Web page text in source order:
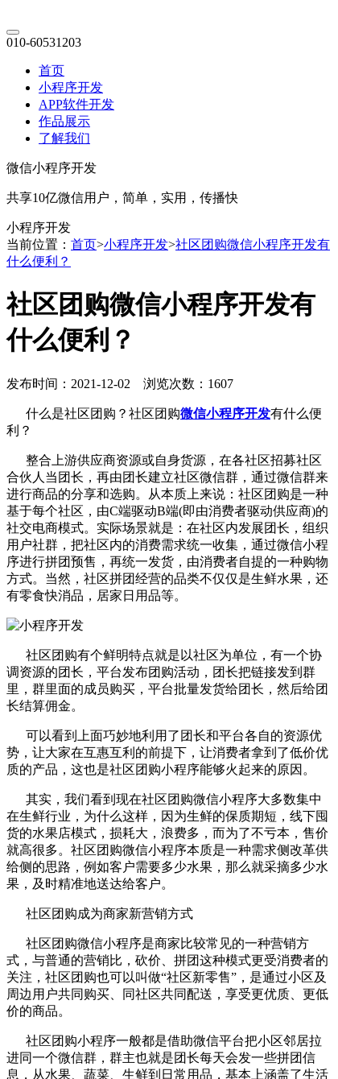
010-60531203
首页
小程序开发
APP软件开发
作品展示
了解我们
微信小程序开发
共享10亿微信用户，简单，实用，传播快
小程序开发
当前位置： 首页>小程序开发>社区团购微信小程序开发有
什么便利？
社区团购微信小程序开发有
什么便利？
发布时间：2021-12-02 浏览次数：1607
什么是社区团购？社区团购微信小程序开发有什么便
利？
整合上游供应商资源或自身货源，在各社区招募社区
合伙人当团长，再由团长建立社区微信群，通过微信群来
进行商品的分享和选购。从本质上来说：社区团购是一种
基于每个社区，由C端驱动B端(即由消费者驱动供应商)的
社交电商模式。实际场景就是：在社区内发展团长，组织
用户社群，把社区内的消费需求统一收集，通过微信小程
序进行拼团预售，再统一发货，由消费者自提的一种购物
方式。当然，社区拼团经营的品类不仅仅是生鲜水果，还
有零食快消品，居家日用品等。
社区团购有个鲜明特点就是以社区为单位，有一个协
调资源的团长，平台发布团购活动，团长把链接发到群
里，群里面的成员购买，平台批量发货给团长，然后给团
长结算佣金。
可以看到上面巧妙地利用了团长和平台各自的资源优
势，让大家在互惠互利的前提下，让消费者拿到了低价优
质的产品，这也是社区团购小程序能够火起来的原因。
其实，我们看到现在社区团购微信小程序大多数集中
在生鲜行业，为什么这样，因为生鲜的保质期短，线下囤
货的水果店模式，损耗大，浪费多，而为了不亏本，售价
就高很多。社区团购微信小程序本质是一种需求侧改革供
给侧的思路，例如客户需要多少水果，那么就采摘多少水
果，及时精准地送达给客户。
社区团购成为商家新营销方式
社区团购微信小程序是商家比较常见的一种营销方
式，与普通的营销比，砍价、拼团这种模式更受消费者的
关注，社区团购也可以叫做“社区新零售”，是通过小区及
周边用户共同购买、同社区共同配送，享受更优质、更低
价的商品。
社区团购小程序一般都是借助微信平台把小区邻居拉
进同一个微信群，群主也就是团长每天会发一些拼团信
息，从水果、蔬菜、生鲜到日常用品，基本上涵盖了生活